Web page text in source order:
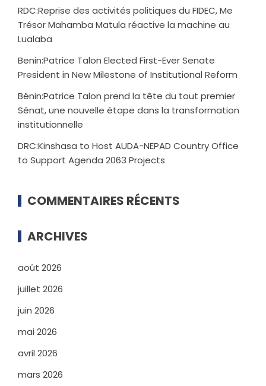
RDC:Reprise des activités politiques du FIDEC, Me
Trésor Mahamba Matula réactive la machine au
Lualaba
Benin:Patrice Talon Elected First-Ever Senate
President in New Milestone of Institutional Reform
Bénin:Patrice Talon prend la tête du tout premier
Sénat, une nouvelle étape dans la transformation
institutionnelle
DRC:Kinshasa to Host AUDA-NEPAD Country Office
to Support Agenda 2063 Projects
COMMENTAIRES RÉCENTS
ARCHIVES
août 2026
juillet 2026
juin 2026
mai 2026
avril 2026
mars 2026